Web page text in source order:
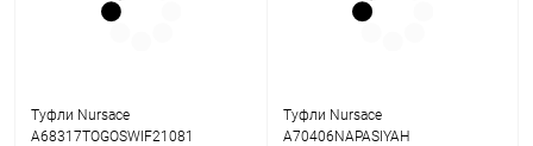
Туфли Nursace
A68317TOGOSWIF21081
Туфли Nursace
A70406NAPASIYAH